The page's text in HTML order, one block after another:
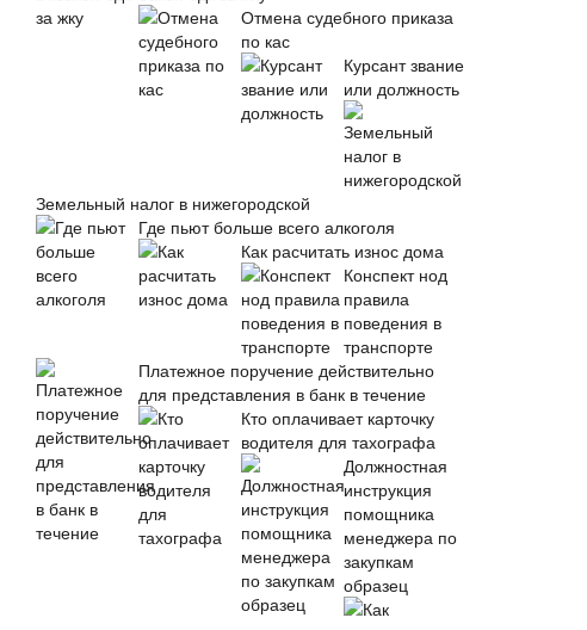
Отмена судебного приказа
по кас
Курсант звание
или должность
Земельный налог в нижегородской
Где пьют больше всего алкоголя
Как расчитать износ дома
Конспект нод
правила
поведения в
транспорте
Платежное поручение действительно
для представления в банк в течение
Кто оплачивает карточку
водителя для тахографа
Должностная
инструкция
помощника
менеджера по
закупкам
образец